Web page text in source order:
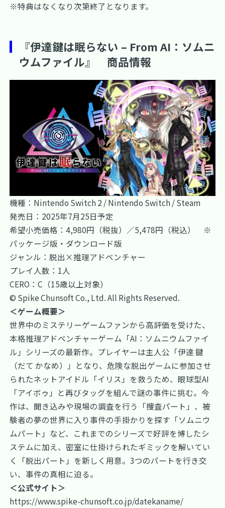
※特典はなくなり次第終了となります。
『伊達鍵は眠らない – From AI：ソムニ
ウムファイル』 商品情報
機種：Nintendo Switch 2 / Nintendo Switch / Steam
発売日：2025年7月25日予定
希望小売価格：4,980円（税抜）／5,478円（税込） ※
パッケージ版・ダウンロード版
ジャンル：脱出×推理アドベンチャー
プレイ人数：1人
CERO：C（15歳以上対象）
© Spike Chunsoft Co., Ltd. All Rights Reserved.
＜ゲーム概要＞
世界中のミステリーゲームファンから高評価を受けた、
本格推理アドベンチャーゲーム「AI：ソムニウムファイ
ル」シリーズの最新作。プレイヤーは主人公「伊達 鍵
（だて かなめ）」となり、危険な脱出ゲームに参加させ
られたネットアイドル「イリス」を救うため、眼球型AI
「アイボゥ」と再びタッグを組んで謎の事件に挑む。今
作は、聞き込みや現場の調査を行う「捜査パート」、被
験者の夢の世界に入り事件の手掛かりを探す「ソムニウ
ムパート」など、これまでのシリーズで好評を博したシ
ステムに加え、密室に仕掛けられたギミックを解いてい
く「脱出パート」を新しく用意。3つのパートを行き交
い、事件の真相に迫る。
＜公式サイト＞
https://www.spike-chunsoft.co.jp/datekaname/